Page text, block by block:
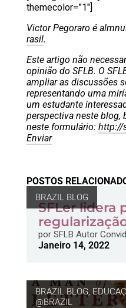
themecolor=”1″]
Victor Pegoraro é
rasil.
Este artigo não
opinião do SFLB. O
ampliar as discussões
representando uma
um estudante
perspectiva neste blog,
neste formulário: http://
Enviar
POSTOS
BRAZIL BLOG
SFLer lidera
porSFLB Autor
Janeiro 14, 2022
BRAZIL BLOG
@BRAZIL